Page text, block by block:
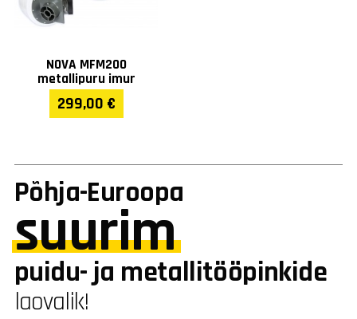
NOVA MFM200
metallipuru imur
299,00 €
Põhja-Euroopa
suurim
puidu- ja metallitööpinkide
laovalik!